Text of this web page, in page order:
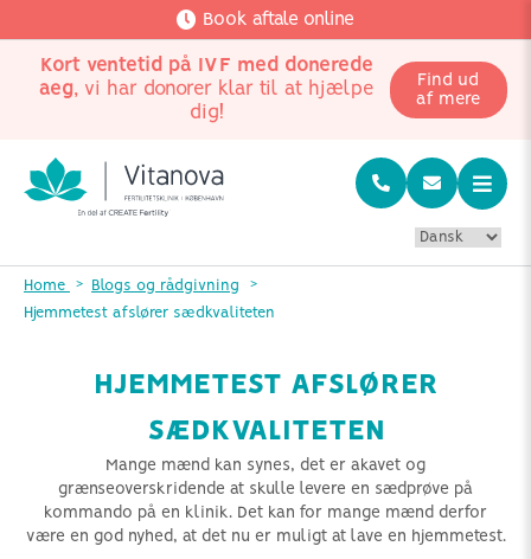
Book aftale online
Kort ventetid på IVF med donerede
aeg, vi har donorer klar til at hjælpe
dig!
Find ud
af mere
Home
Blogs og rådgivning
Hjemmetest afslører sædkvaliteten
HJEMMETEST AFSLØRER
SÆDKVALITETEN
Mange mænd kan synes, det er akavet og
grænseoverskridende at skulle levere en sædprøve på
kommando på en klinik. Det kan for mange mænd derfor
være en god nyhed, at det nu er muligt at lave en hjemmetest.